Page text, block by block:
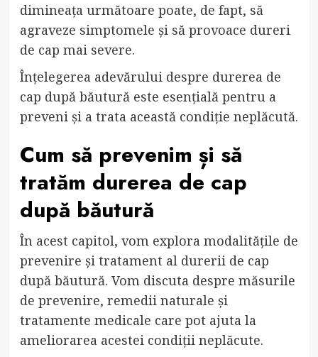
dimineața următoare poate, de fapt, să
agraveze simptomele și să provoace dureri
de cap mai severe.
Înțelegerea adevărului despre durerea de
cap după băutură este esențială pentru a
preveni și a trata această condiție neplăcută.
Cum să prevenim și să
tratăm durerea de cap
după băutură
În acest capitol, vom explora modalitățile de
prevenire și tratament al durerii de cap
după băutură. Vom discuta despre măsurile
de prevenire, remedii naturale și
tratamente medicale care pot ajuta la
ameliorarea acestei condiții neplăcute.